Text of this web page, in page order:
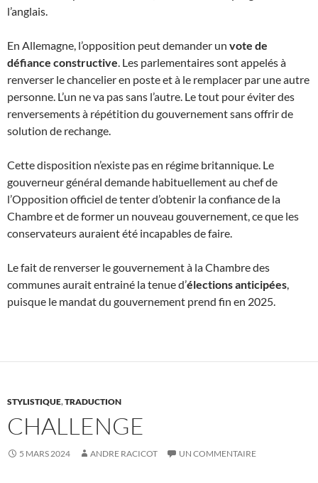
l’anglais.
En Allemagne, l’opposition peut demander un vote de
défiance constructive. Les parlementaires sont appelés à
renverser le chancelier en poste et à le remplacer par une autre
personne. L’un ne va pas sans l’autre. Le tout pour éviter des
renversements à répétition du gouvernement sans offrir de
solution de rechange.
Cette disposition n’existe pas en régime britannique. Le
gouverneur général demande habituellement au chef de
l’Opposition officiel de tenter d’obtenir la confiance de la
Chambre et de former un nouveau gouvernement, ce que les
conservateurs auraient été incapables de faire.
Le fait de renverser le gouvernement à la Chambre des
communes aurait entrainé la tenue d’élections anticipées,
puisque le mandat du gouvernement prend fin en 2025.
STYLISTIQUE,TRADUCTION
CHALLENGE
5 MARS 2024 ANDRE RACICOT UN COMMENTAIRE